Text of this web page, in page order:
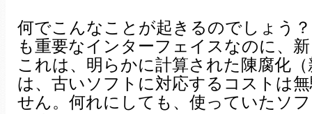
何でこんなことが起きるのでしょう
も重要なインターフェイスなのに、
これは、明らかに計算された陳腐化
は、古いソフトに対応するコストは
せん。何れにしても、使っていたソ